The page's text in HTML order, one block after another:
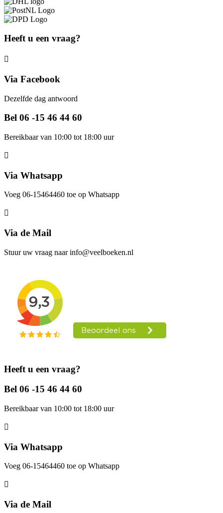
Heeft u een vraag?
Via Facebook
Dezelfde dag antwoord
Bel 06 -15 46 44 60
Bereikbaar van 10:00 tot 18:00 uur
Via Whatsapp
Voeg 06-15464460 toe op Whatsapp
Via de Mail
Stuur uw vraag naar info@veelboeken.nl
Heeft u een vraag?
Bel 06 -15 46 44 60
Bereikbaar van 10:00 tot 18:00 uur
Via Whatsapp
Voeg 06-15464460 toe op Whatsapp
Via de Mail